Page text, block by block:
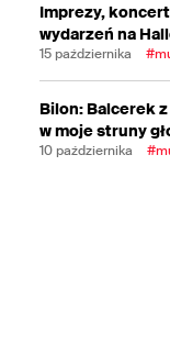
Imprezy,
wydarzeń na
15 października
Bilon: Balcerek
w moje struny
10 października